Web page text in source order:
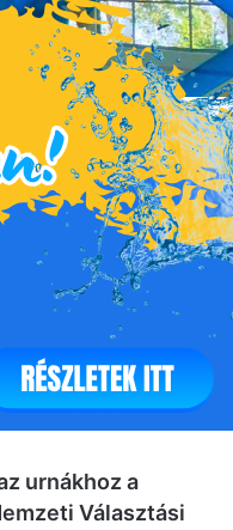
urnákhoz a
Választási